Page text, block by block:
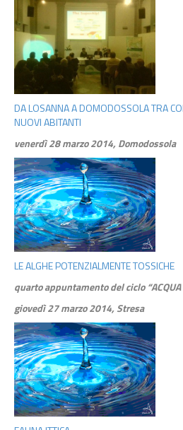
DA LOSANNA A DOMODOSSOLA TRA
NUOVI ABITANTI
venerdì 28 marzo 2014, Domodossola
LE ALGHE POTENZIALMENTE TOSSICHE
quarto appuntamento del ciclo “ACQUA
giovedì 27 marzo 2014, Stresa